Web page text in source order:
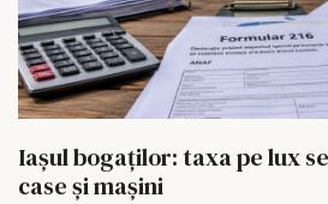
Iașul bogaților: taxa pe lux
case și mașini